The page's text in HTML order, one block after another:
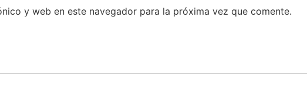
y web en este navegador para la próxima vez que comente.